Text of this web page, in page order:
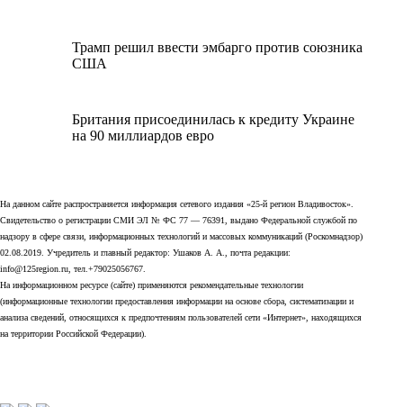
Трамп решил ввести эмбарго против союзника
США
Британия присоединилась к кредиту Украине
на 90 миллиардов евро
На данном сайте распространяется информация сетевого издания «25-й регион Владивосток».
Свидетельство о регистрации СМИ ЭЛ № ФС 77 — 76391, выдано Федеральной службой по
надзору в сфере связи, информационных технологий и массовых коммуникаций (Роскомнадзор)
02.08.2019. Учредитель и главный редактор: Ушаков А. А., почта редакции:
info@125region.ru, тел.+79025056767.
На информационном ресурсе (сайте) применяются рекомендательные технологии
(информационные технологии предоставления информации на основе сбора, систематизации и
анализа сведений, относящихся к предпочтениям пользователей сети «Интернет», находящихся
на территории Российской Федерации).